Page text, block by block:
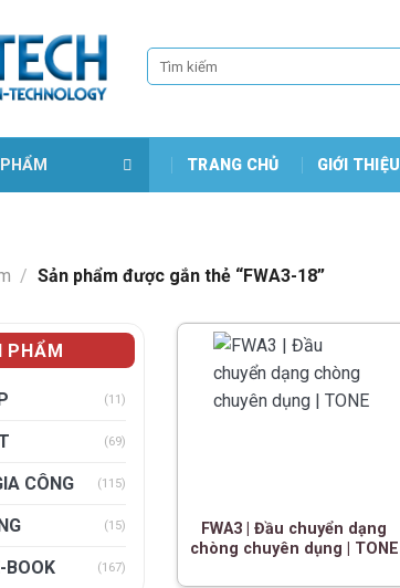
Tìm
kiếm:
TRANG CHỦ GIỚI THIỆU
/ Sản phẩm được gắn thẻ “FWA3-18”
PHẨM
(11)
(69)
CÔNG (115)
(15)
BOOK (167)
FWA3 | Đầu chuyển dạng
chòng chuyên dụng | TONE